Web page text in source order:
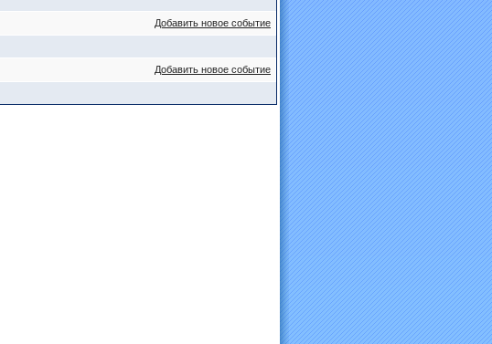
Добавить новое событие
Добавить новое событие